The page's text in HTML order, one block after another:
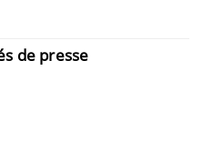
de presse